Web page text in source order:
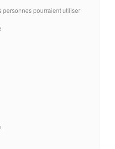
personnes pourraient utiliser